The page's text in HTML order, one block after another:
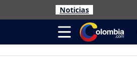
Noticias